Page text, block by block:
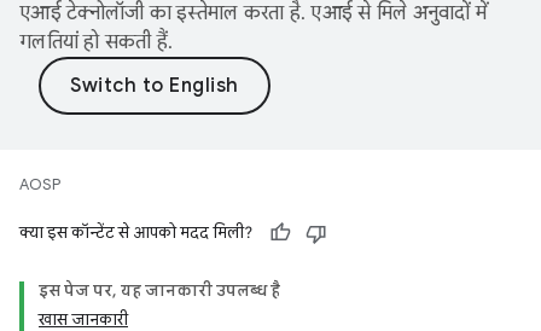
एआई टेक्नोलॉजी का इस्तेमाल करता है. एआई से मिले अनुवादों में
गलतियां हो सकती हैं.
AOSP
क्या इस कॉन्टेंट से आपको मदद मिली?
इस पेज पर, यह जानकारी उपलब्ध है
खास जानकारी